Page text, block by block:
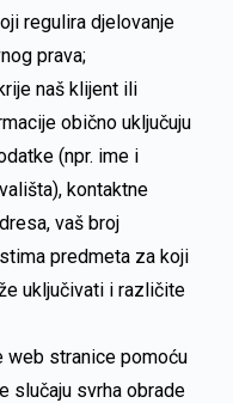
regulira djelovanje
prava;
naš klijent ili
obično uključuju
(npr. ime i
kontaktne
vaš broj
predmeta za koji
uključivati i različite
web stranice pomoću
slučaju svrha obrade